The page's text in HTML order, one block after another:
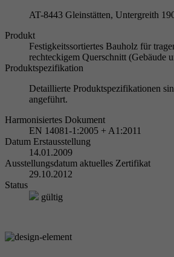
AT-8443 Gleinstätten, Untergreith
Produkt
Festigkeitssortiertes Bauholz für
rechteckigem Querschnitt (Gebäude
Produktspezifikation
Detaillierte Produktspezifikationen
angeführt.
Harmonisiertes Dokument
EN 14081-1:2005 + A1:2011
Datum Erstausstellung
14.01.2009
Ausstellungsdatum aktuelles Zertifikat
29.10.2012
Status
gültig